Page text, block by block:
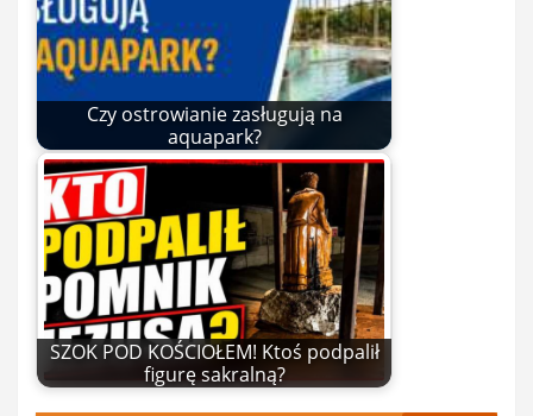
Czy ostrowianie zasługują na
aquapark?
SZOK POD KOŚCIOŁEM! Ktoś podpalił
figurę sakralną?